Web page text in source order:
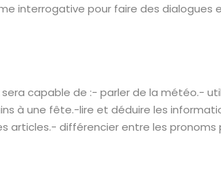
interrogative pour faire des dialogues
capable de :- parler de la météo.-
à une fête.-lire et déduire les
articles.- différencier entre les pronoms